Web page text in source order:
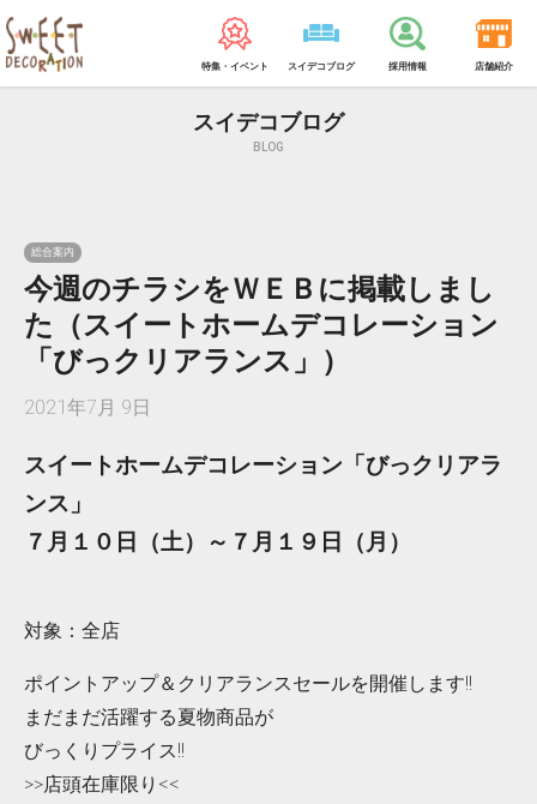
特集・イベント スイデコブログ 採用情報 店舗紹介
スイデコブログ
BLOG
総合案内
今週のチラシをＷＥＢに掲載しまし
た（スイートホームデコレーション
「びっクリアランス」）
2021年7月 9日
スイートホームデコレーション「びっクリアラ
ンス」
７月１０日（土）～７月１９日（月）
対象：全店
ポイントアップ＆クリアランスセールを開催します!!
まだまだ活躍する夏物商品が
びっくりプライス!!
>>店頭在庫限り<<